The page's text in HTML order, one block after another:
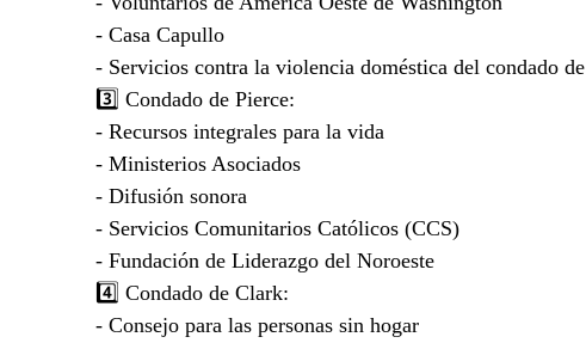
- Casa Capullo
- Servicios contra la violencia doméstica del condado
3️⃣ Condado de Pierce:
- Recursos integrales para la vida
- Ministerios Asociados
- Difusión sonora
- Servicios Comunitarios Católicos (CCS)
- Fundación de Liderazgo del Noroeste
4️⃣ Condado de Clark:
- Consejo para las personas sin hogar